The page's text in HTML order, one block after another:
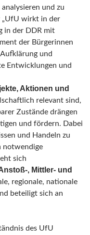
und zu
„UfU wirkt in der
in der DDR mit
der Bürgerinnen
und
Entwicklungen und
Aktionen und
relevant sind,
Zustände drängen
und fördern. Dabei
und Handeln zu
notwendige
sich
, Mittler- und
regionale, nationale
beteiligt sich an
des UfU